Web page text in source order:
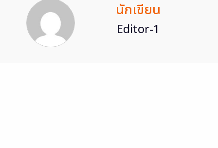
นักเขียน
Editor-1